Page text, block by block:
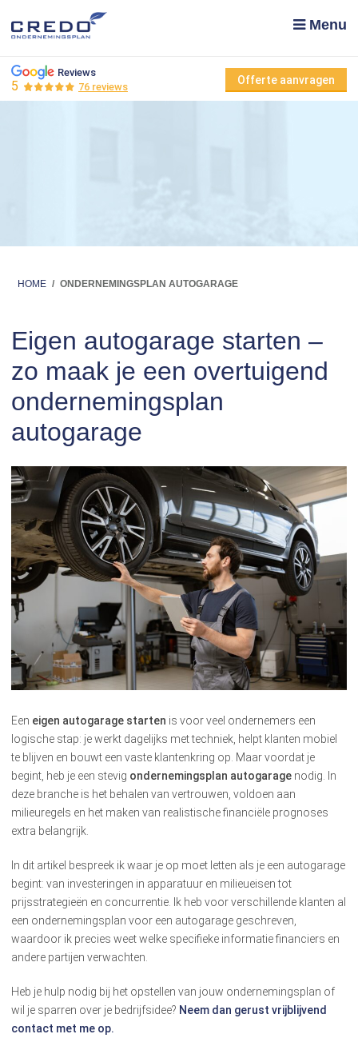
Menu
Reviews
5 76 reviews
Offerte aanvragen
HOME / ONDERNEMINGSPLAN AUTOGARAGE
Eigen autogarage starten –
zo maak je een overtuigend
ondernemingsplan
autogarage
Een eigen autogarage starten is voor veel ondernemers een
logische stap: je werkt dagelijks met techniek, helpt klanten mobiel
te blijven en bouwt een vaste klantenkring op. Maar voordat je
begint, heb je een stevig ondernemingsplan autogarage nodig. In
deze branche is het behalen van vertrouwen, voldoen aan
milieuregels en het maken van realistische financiële prognoses
extra belangrijk.
In dit artikel bespreek ik waar je op moet letten als je een autogarage
begint: van investeringen in apparatuur en milieueisen tot
prijsstrategieën en concurrentie. Ik heb voor verschillende klanten al
een ondernemingsplan voor een autogarage geschreven,
waardoor ik precies weet welke specifieke informatie financiers en
andere partijen verwachten.
Heb je hulp nodig bij het opstellen van jouw ondernemingsplan of
wil je sparren over je bedrijfsidee? Neem dan gerust vrijblijvend
contact met me op.